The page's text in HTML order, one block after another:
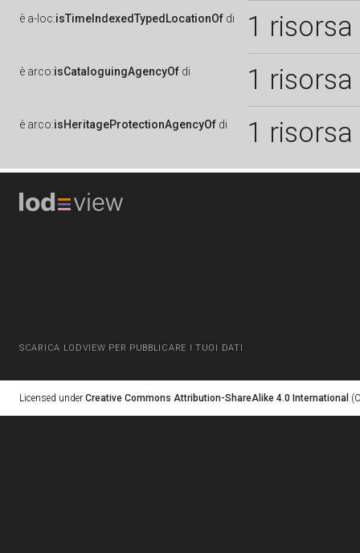
è a-loc:isTimeIndexedTypedLocationOf di 1 risorsa
è arco:isCataloguingAgencyOf di 1 risorsa
è arco:isHeritageProtectionAgencyOf di 1 risorsa
SCARICA LODVIEW PER PUBBLICARE I TUOI DATI
Licensed under Creative Commons Attribution-ShareAlike 4.0 International